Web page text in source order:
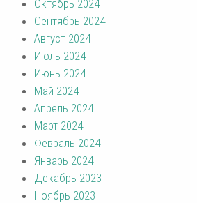
Октябрь 2024
Сентябрь 2024
Август 2024
Июль 2024
Июнь 2024
Май 2024
Апрель 2024
Март 2024
Февраль 2024
Январь 2024
Декабрь 2023
Ноябрь 2023